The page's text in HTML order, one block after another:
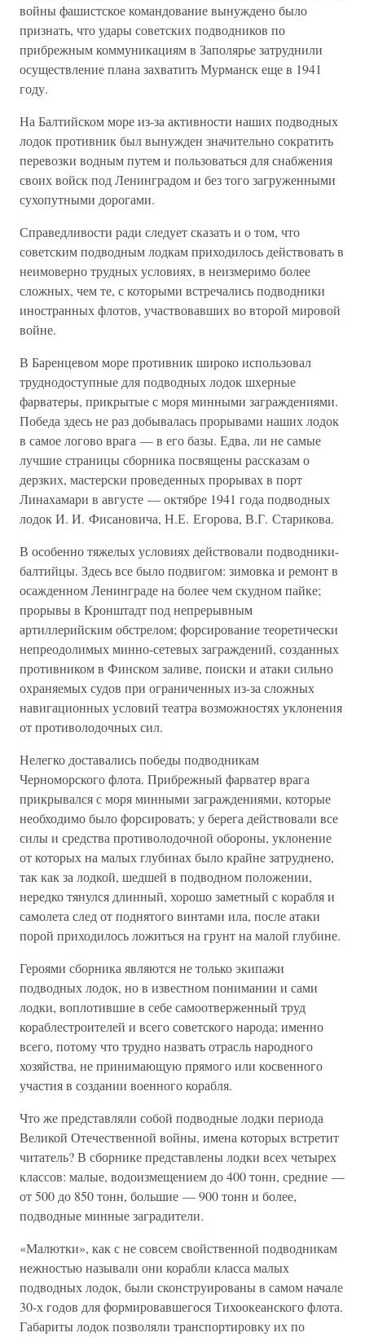
войны фашистское командование вынуждено было
признать, что удары советских подводников по
прибрежным коммуникациям в Заполярье затруднили
осуществление плана захватить Мурманск еще в 1941
году.
На Балтийском море из-за активности наших подводных
лодок противник был вынужден значительно сократить
перевозки водным путем и пользоваться для снабжения
своих войск под Ленинградом и без того загруженными
сухопутными дорогами.
Справедливости ради следует сказать и о том, что
советским подводным лодкам приходилось действовать в
неимоверно трудных условиях, в неизмеримо более
сложных, чем те, с которыми встречались подводники
иностранных флотов, участвовавших во второй мировой
войне.
В Баренцевом море противник широко использовал
труднодоступные для подводных лодок шхерные
фарватеры, прикрытые с моря минными заграждениями.
Победа здесь не раз добывалась прорывами наших лодок
в самое логово врага — в его базы. Едва, ли не самые
лучшие страницы сборника посвящены рассказам о
дерзких, мастерски проведенных прорывах в порт
Линахамари в августе — октябре 1941 года подводных
лодок И. И. Фисановича, Н.Е. Егорова, В.Г. Старикова.
В особенно тяжелых условиях действовали подводники-
балтийцы. Здесь все было подвигом: зимовка и ремонт в
осажденном Ленинграде на более чем скудном пайке;
прорывы в Кронштадт под непрерывным
артиллерийским обстрелом; форсирование теоретически
непреодолимых минно-сетевых заграждений, созданных
противником в Финском заливе, поиски и атаки сильно
охраняемых судов при ограниченных из-за сложных
навигационных условий театра возможностях уклонения
от противолодочных сил.
Нелегко доставались победы подводникам
Черноморского флота. Прибрежный фарватер врага
прикрывался с моря минными заграждениями, которые
необходимо было форсировать; у берега действовали все
силы и средства противолодочной обороны, уклонение
от которых на малых глубинах было крайне затруднено,
так как за лодкой, шедшей в подводном положении,
нередко тянулся длинный, хорошо заметный с корабля и
самолета след от поднятого винтами ила, после атаки
порой приходилось ложиться на грунт на малой глубине.
Героями сборника являются не только экипажи
подводных лодок, но в известном понимании и сами
лодки, воплотившие в себе самоотверженный труд
кораблестроителей и всего советского народа; именно
всего, потому что трудно назвать отрасль народного
хозяйства, не принимающую прямого или косвенного
участия в создании военного корабля.
Что же представляли собой подводные лодки периода
Великой Отечественной войны, имена которых встретит
читатель? В сборнике представлены лодки всех четырех
классов: малые, водоизмещением до 400 тонн, средние —
от 500 до 850 тонн, большие — 900 тонн и более,
подводные минные заградители.
«Малютки», как с не совсем свойственной подводникам
нежностью называли они корабли класса малых
подводных лодок, были сконструированы в самом начале
30-х годов для формировавшегося Тихоокеанского флота.
Габариты лодок позволяли транспортировку их по